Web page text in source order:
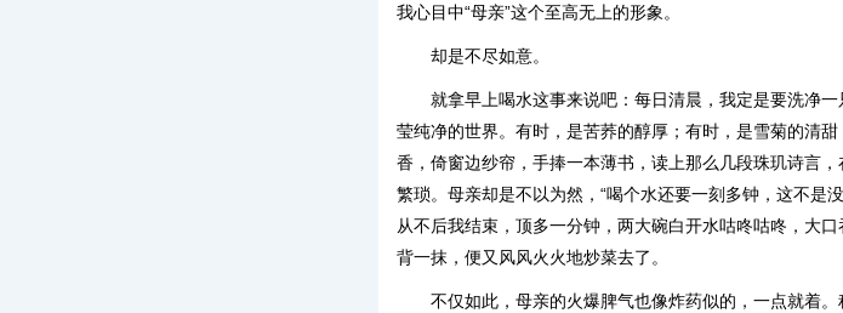
我心目中“母亲”这个至高无上的形象。
却是不尽如意。
就拿早上喝水这事来说吧：每日清晨，我定是要洗净
莹纯净的世界。有时，是苦荞的醇厚；有时，是雪菊的清
香，倚窗边纱帘，手捧一本薄书，读上那么几段珠玑诗言
繁琐。母亲却是不以为然，“喝个水还要一刻多钟，这不是
从不后我结束，顶多一分钟，两大碗白开水咕咚咕咚，大
背一抹，便又风风火火地炒菜去了。
不仅如此，母亲的火爆脾气也像炸药似的，一点就着